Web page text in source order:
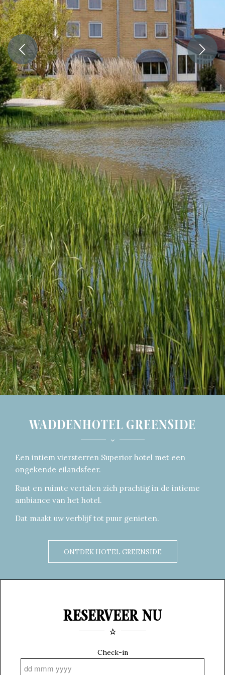
Volgende
WADDENHOTEL GREENSIDE
Een intiem viersterren Superior hotel met een
ongekende eilandsfeer.
Rust en ruimte vertalen zich prachtig in de intieme
ambiance van het hotel.
Dat maakt uw verblijf tot puur genieten.
ONTDEK HOTEL GREENSIDE
RESERVEER NU
Check-in